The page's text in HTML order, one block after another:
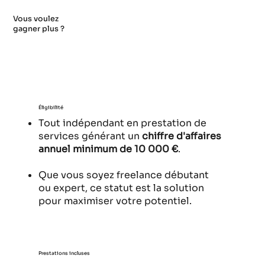
Vous voulez
gagner plus ?
Éligibilité
Tout indépendant en prestation de
services générant unchiffre d'affaires
annuel minimum de 10 000 €.
Que vous soyez freelance débutant
ou expert, ce statut est la solution
pour maximiser votre potentiel.
Prestations incluses